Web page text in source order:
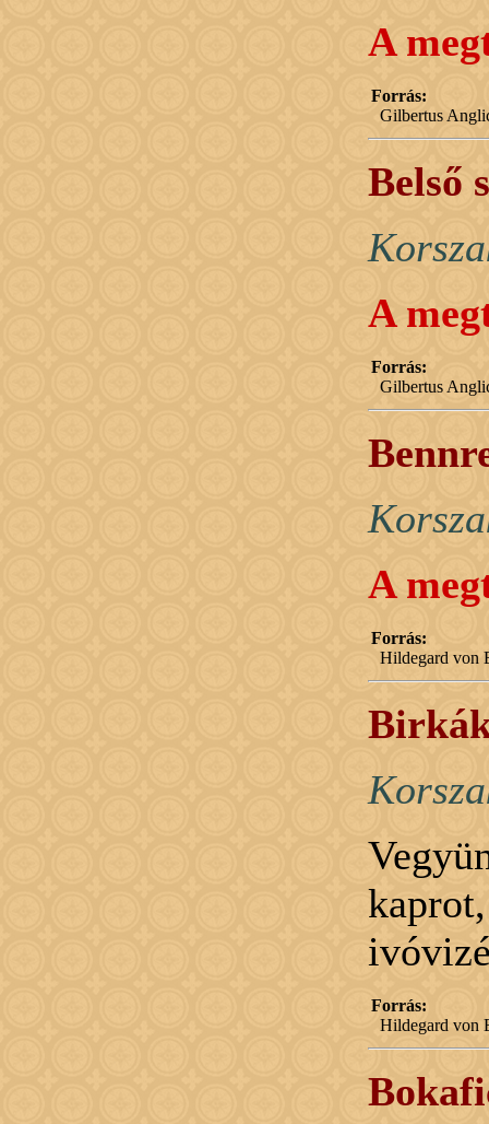
A
Forrás:
Gilbertus
Belső
A
Forrás:
Gilbertus
A
Forrás:
Hildegard von
Forrás:
Hildegard von